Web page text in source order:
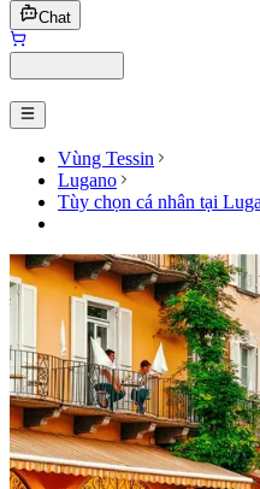
Chat
Vùng Tessin
Lugano
Tùy chọn cá nhân tại